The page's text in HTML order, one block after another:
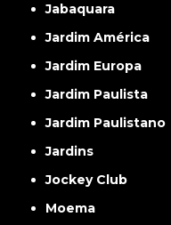
Jabaquara
Jardim América
Jardim Europa
Jardim Paulista
Jardim Paulistano
Jardins
Jockey Club
Moema